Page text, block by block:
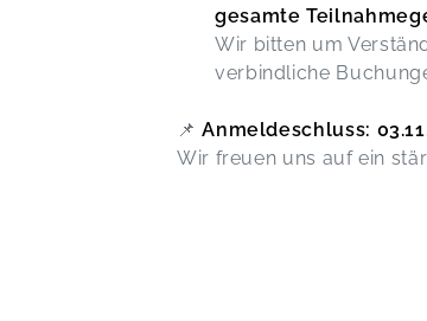
gesamte
Wir bitten um
verbindliche
📌Anmeldeschluss:
Wir freuen uns auf ein